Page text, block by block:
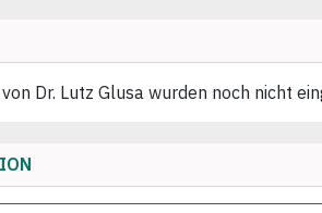
Dr. Lutz Glusa wurden noch nicht